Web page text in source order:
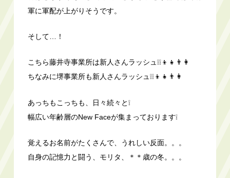
軍に軍配が上がりそうです。
そして…！
こちら藤井寺事業所は新人さんラッシュ❕❕👦👧👨👩
ちなみに堺事業所も新人さんラッシュ❕❕👦👧👨👩
あっちもこっちも、日々続々と❕
幅広い年齢層のNew Faceが集まっております❕
覚えるお名前がたくさんで、うれしい反面。。。
自身の記憶力と闘う、モリタ、＊＊歳の冬。。。